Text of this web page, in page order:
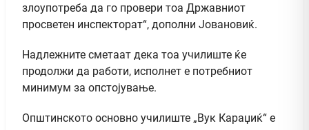
злоупотреба да го провери тоа Државниот
просветен инспекторат“, дополни Јовановиќ.
Надлежните сметаат дека тоа училиште ќе
продолжи да работи, исполнет е потребниот
минимум за опстојување.
Општинското основно училиште „Вук Караџиќ“ е